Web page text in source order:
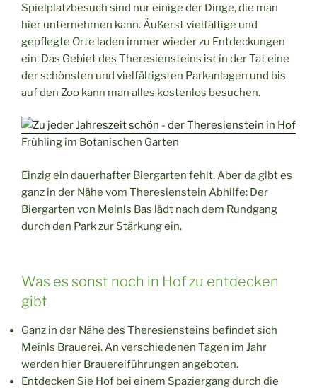
Spielplatzbesuch sind nur einige der Dinge, die man
hier unternehmen kann. Äußerst vielfältige und
gepflegte Orte laden immer wieder zu Entdeckungen
ein. Das Gebiet des Theresiensteins ist in der Tat eine
der schönsten und vielfältigsten Parkanlagen und bis
auf den Zoo kann man alles kostenlos besuchen.
Frühling im Botanischen Garten
Einzig ein dauerhafter Biergarten fehlt. Aber da gibt es
ganz in der Nähe vom Theresienstein Abhilfe: Der
Biergarten von Meinls Bas lädt nach dem Rundgang
durch den Park zur Stärkung ein.
Was es sonst noch in Hof zu entdecken
gibt
Ganz in der Nähe des Theresiensteins befindet sich
Meinls Brauerei. An verschiedenen Tagen im Jahr
werden hier Brauereiführungen angeboten.
Entdecken Sie Hof bei einem Spaziergang durch die